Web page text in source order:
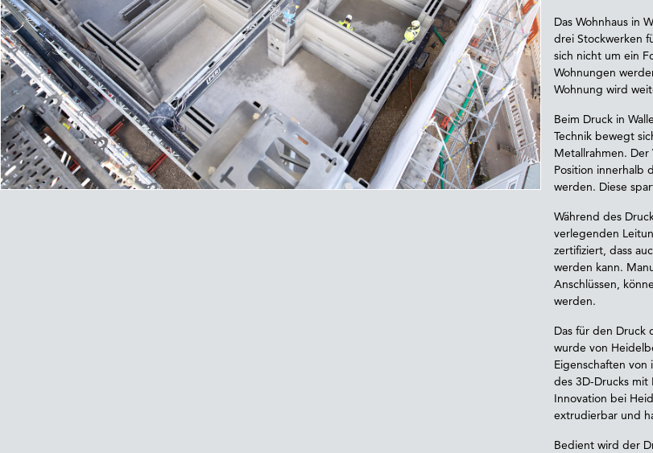
Das Wohnhaus in
drei Stockwerken
sich nicht um ein
Wohnungen
Wohnung wird
Beim Druck in
Technik bewegt
Metallrahmen. Der
Position innerhalb
werden. Diese
Während des
verlegenden
zertifiziert, dass
werden kann.
Anschlüssen,
werden.
Das für den Druck
wurde von
Eigenschaften
des 3D-Drucks
Innovation bei
extrudierbar und
Bedient wird der